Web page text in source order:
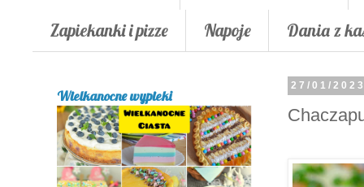
Zapiekanki i pizze
Napoje Dania z
27/01/
Wielkanocne wypieki